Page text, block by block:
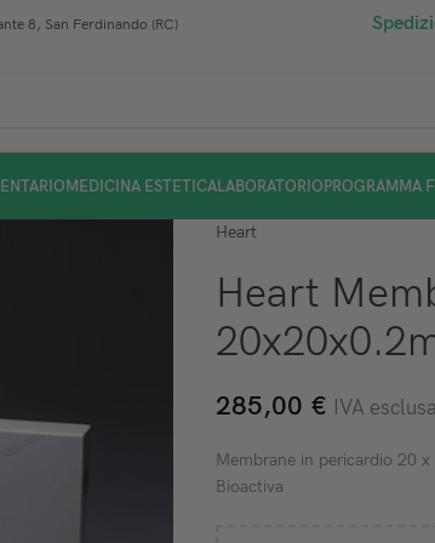
8, San Ferdinando (RC)
MEDICINA ESTETICALABORATORIOPROGRAMMA
Heart
Heart
285,00 € IVA esclusa
Membrane in pericardio 20
Bioactiva